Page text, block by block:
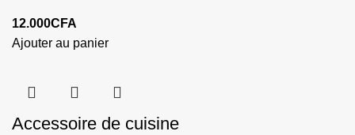
12.000CFA
Ajouter au panier
Accessoire de cuisine